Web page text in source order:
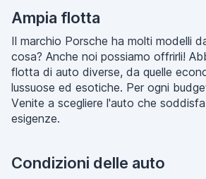
Ampia flotta
Il marchio Porsche ha molti modelli
cosa? Anche noi possiamo offrirli!
flotta di auto diverse, da quelle
lussuose ed esotiche. Per ogni
Venite a scegliere l'auto che
esigenze.
Condizioni delle auto